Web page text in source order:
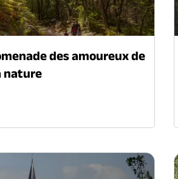
des amoureux de
nature